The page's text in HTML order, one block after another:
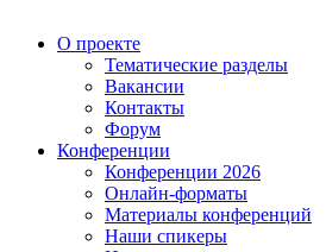
О проекте
Тематические разделы
Вакансии
Контакты
Форум
Конференции
Конференции 2026
Онлайн-форматы
Материалы конференций
Наши спикеры